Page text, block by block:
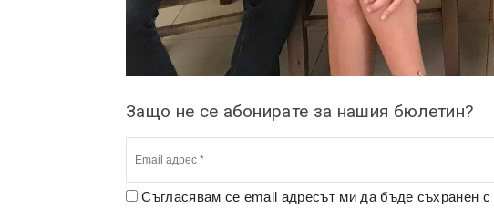
Защо не се абонирате за нашия бюлетин?
Съгласявам се email адресът ми да бъде съхранен